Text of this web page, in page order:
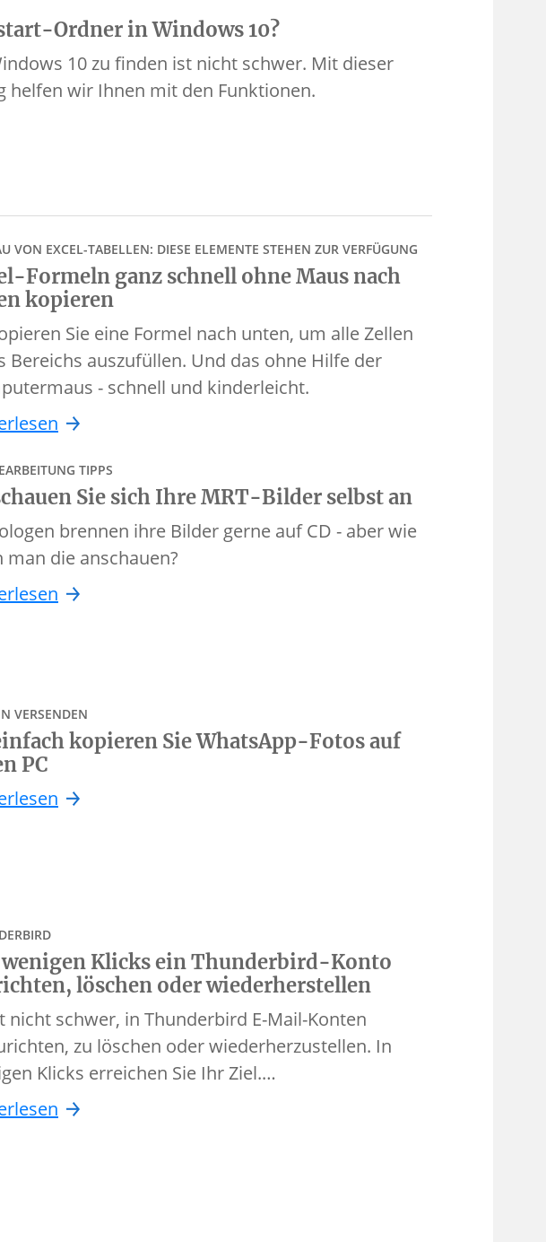
Ordner in Windows 10?
10 zu finden ist nicht schwer. Mit dieser
helfen wir Ihnen mit den Funktionen.
VON EXCEL-TABELLEN: DIESE ELEMENTE STEHEN ZUR VERFÜGUNG
Formeln ganz schnell ohne Maus nach
kopieren
Sie eine Formel nach unten, um alle Zellen
Bereichs auszufüllen. Und das ohne Hilfe der
- schnell und kinderleicht.
TIPPS
Sie sich Ihre MRT-Bilder selbst an
brennen ihre Bilder gerne auf CD - aber wie
man die anschauen?
VERSENDEN
kopieren Sie WhatsApp-Fotos auf
PC
Klicks ein Thunderbird-Konto
löschen oder wiederherstellen
nicht schwer, in Thunderbird E-Mail-Konten
zu löschen oder wiederherzustellen. In
Klicks erreichen Sie Ihr Ziel.…